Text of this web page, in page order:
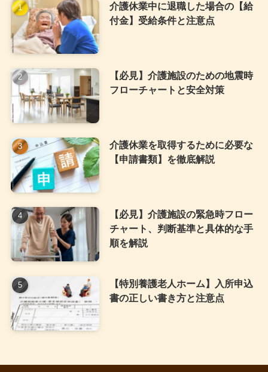
介護休業中に退職した場合の【給
付金】受給条件と注意点
【必見】介護施設のための地震時
フローチャートと安全対策
介護休業を取得するために必要な
【申請書類】を徹底解説
【必見】介護施設の緊急時フロー
チャート、判断基準と具体的な手
順を解説
【特別養護老人ホーム】入所申込
書の正しい書き方と注意点